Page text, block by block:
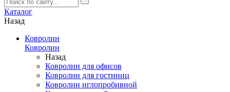
Каталог
Назад
Ковролин
Ковролин
Назад
Ковролин для офисов
Ковролин для гостиниц
Ковролин иглопробивной